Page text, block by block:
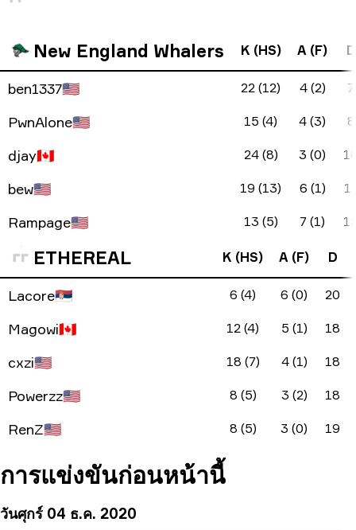
New England Whalers K (HS) A (F) D
ben1337🇺🇸 22 (12) 4 (2) 7
PwnAlone🇺🇸 15 (4) 4 (3) 8
djay🇨🇦 24 (8) 3 (0)
bew🇺🇸 19 (13) 6 (1)
Rampage🇺🇸 13 (5) 7 (1)
ETHEREAL K (HS) A (F) D
Lacore🇷🇸 6 (4) 6 (0) 20
Magowi🇨🇦 12 (4) 5 (1) 18
cxzi🇺🇸 18 (7) 4 (1) 18
Powerzz🇺🇸 8 (5) 3 (2) 18
RenZ🇺🇸 8 (5) 3 (0) 19
การแข่งขันก่อนหน้านี้
วันศุกร์ 04 ธ.ค. 2020